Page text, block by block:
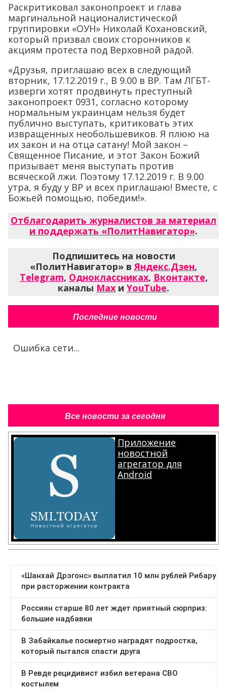
Раскритиковал законопроект и глава
маргинальной националистической
группировки «ОУН» Николай Кохановский,
который призвал своих сторонников к
акциям протеста под Верховной радой.
«Друзья, приглашаю всех в следующий
вторник, 17.12.2019 г., В 9.00 в ВР. Там ЛГБТ-
изверги хотят продвинуть преступный
законопроект 0931, согласно которому
нормальным украинцам нельзя будет
публично выступать, критиковать этих
извращенных необольшевиков. Я плюю на
их закон и на отца сатану! Мой закон –
Священное Писание, и этот Закон Божий
призывает меня выступать против
всяческой лжи. Поэтому 17.12.2019 г. В 9.00
утра, я буду у ВР и всех приглашаю! Вместе, с
Божьей помощью, победим!».
Отблагодарить журналистов за материал
и поддержать «ПолитНавигатор».
Подпишитесь на новости
«ПолитНавигатор» вЯндекс.Дзен,
Telegram, Одноклассниках, Вконтакте,
каналы Max и YouTube.
Последние новости
Ошибка сети...
Все новости за сегодня
Приложение
новостной
агрегатор для
Android
.